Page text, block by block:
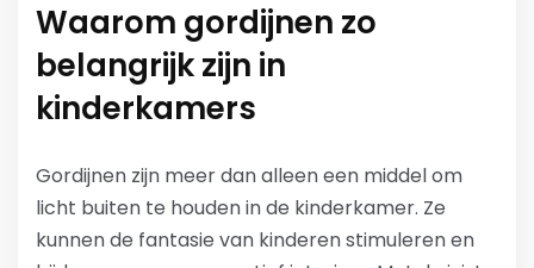
Waarom gordijnen zo
belangrijk zijn in
kinderkamers
Gordijnen zijn meer dan alleen een middel om
licht buiten te houden in de kinderkamer. Ze
kunnen de fantasie van kinderen stimuleren en